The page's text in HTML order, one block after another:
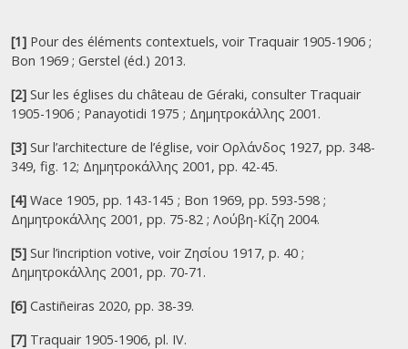
[1] Pour des éléments contextuels, voir Traquair 1905-1906 ;
Bon 1969 ; Gerstel (éd.) 2013.
[2] Sur les églises du château de Géraki, consulter Traquair
1905-1906 ; Panayotidi 1975 ; Δημητροκάλλης 2001.
[3] Sur l’architecture de l’église, voir Ορλάνδος 1927, pp. 348-
349, fig. 12; Δημητροκάλλης 2001, pp. 42-45.
[4] Wace 1905, pp. 143-145 ; Bon 1969, pp. 593-598 ;
Δημητροκάλλης 2001, pp. 75-82 ; Λούβη-Κίζη 2004.
[5] Sur l’incription votive, voir Ζησίου 1917, p. 40 ;
Δημητροκάλλης 2001, pp. 70-71.
[6] Castiñeiras 2020, pp. 38-39.
[7] Traquair 1905-1906, pl. IV.